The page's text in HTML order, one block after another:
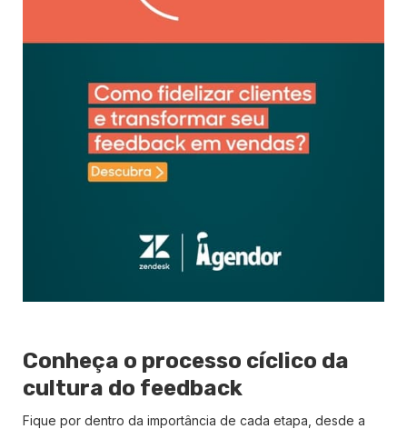
Conheça o processo cíclico da
cultura do feedback
Fique por dentro da importância de cada etapa, desde a